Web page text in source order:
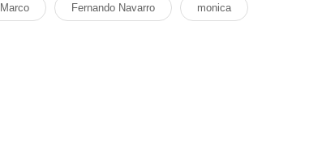
Fernando Navarro monica